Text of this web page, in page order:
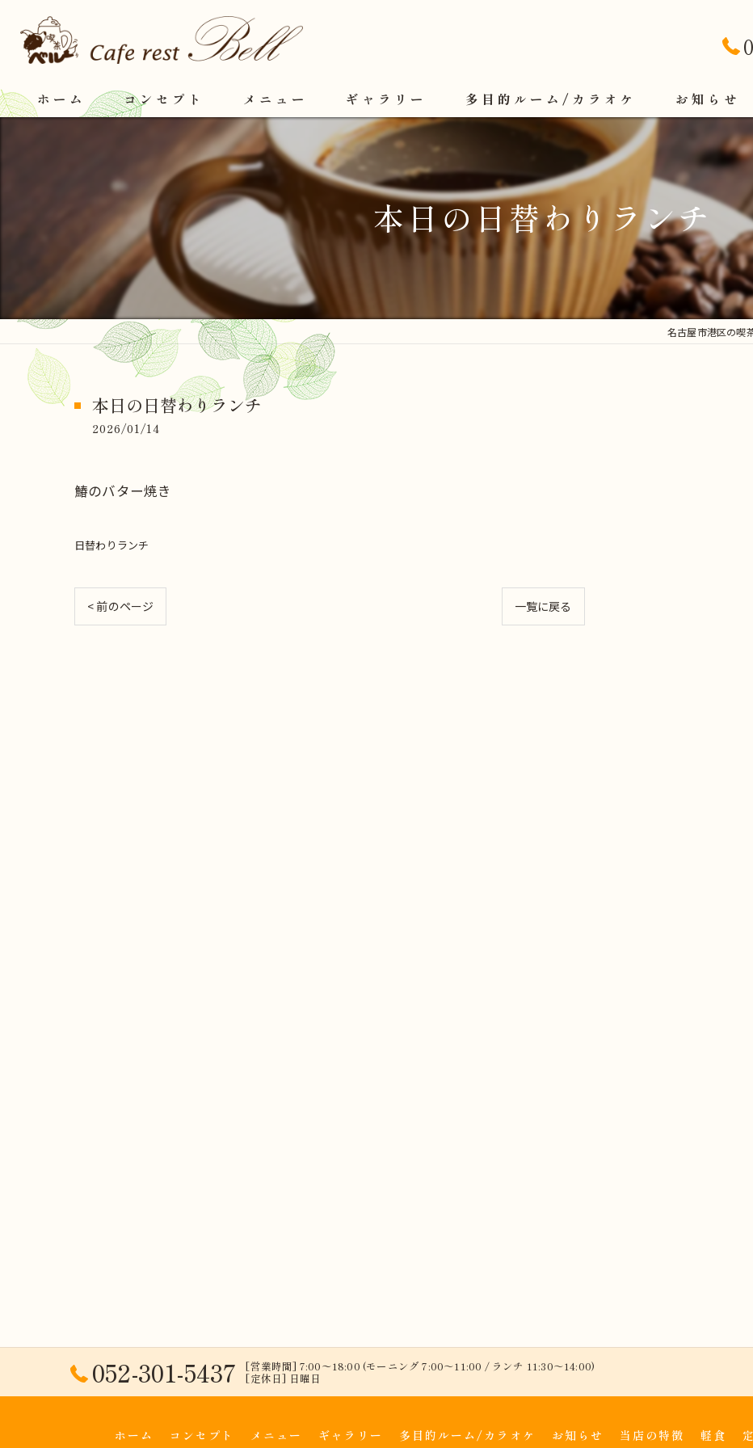
ホーム コンセプト メニュー ギャラリー 多目的ルーム/カラオケ お知らせ
本日の日替わりランチ
名古屋市港区の喫
本日の日替わりランチ
2026/01/14
鰆のバター焼き
日替わりランチ
< 前のページ 一覧に戻る
052-301-5437 [営業時間] 7:00〜18:00 (モーニング 7:00～11:00 / ランチ 11:30～14:00)
[定休日] 日曜日
ホーム コンセプト メニュー ギャラリー 多目的ルーム/カラオケ お知らせ 当店の特徴 軽食